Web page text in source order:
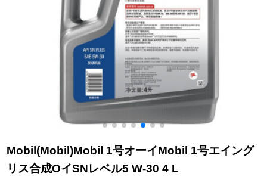
Mobil(Mobil)Mobil 1号オーイMobil 1号エイング
リス合成OイSNレベル5 W-30 4 L